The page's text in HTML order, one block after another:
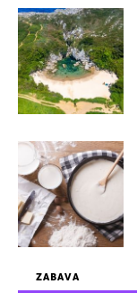
ZABAVA